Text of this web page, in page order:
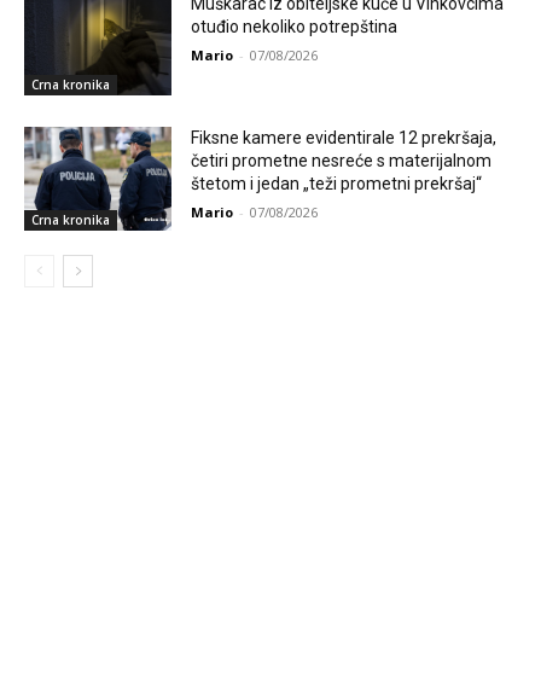
Crna kronika
otuđio nekoliko potrepština
Mario - 07/08/2026
Crna kronika
Fiksne kamere evidentirale 12 prekršaja,
četiri prometne nesreće s materijalnom
štetom i jedan „teži prometni prekršaj“
Mario - 07/08/2026